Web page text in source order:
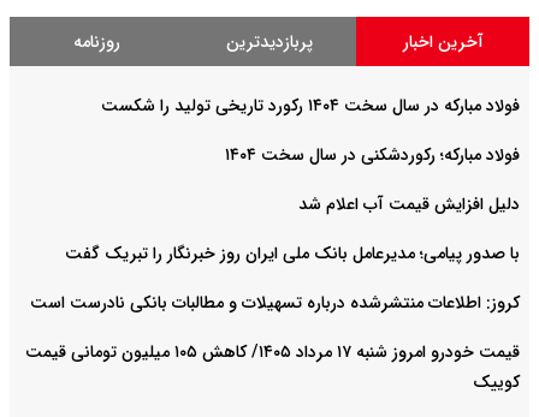
آخرین اخبار پربازدیدترین روزنامه
فولاد مبارکه در سال سخت ۱۴۰۴ رکورد تاریخی تولید را شکست
فولاد مبارکه؛ رکوردشکنی در سال سخت ۱۴۰۴
دلیل افزایش قیمت آب اعلام شد
با صدور پیامی؛ مدیرعامل بانک ملی ایران روز خبرنگار را تبریک گفت
کروز: اطلاعات منتشرشده درباره تسهیلات و مطالبات بانکی نادرست است
قیمت خودرو امروز شنبه ۱۷ مرداد ۱۴۰۵/ کاهش ۱۰۵ میلیون تومانی قیمت
کوییک